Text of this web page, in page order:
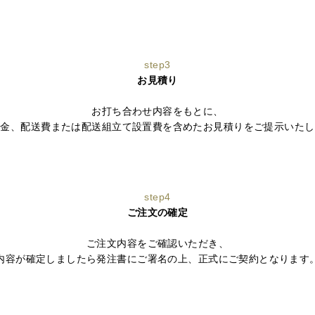
step3
お見積り
お打ち合わせ内容をもとに、
、配送費または配送組立て設置費を含めたお見積りをご提示いたし
step4
ご注文の確定
ご注文内容をご確認いただき、
容が確定しましたら発注書にご署名の上、正式にご契約となります。